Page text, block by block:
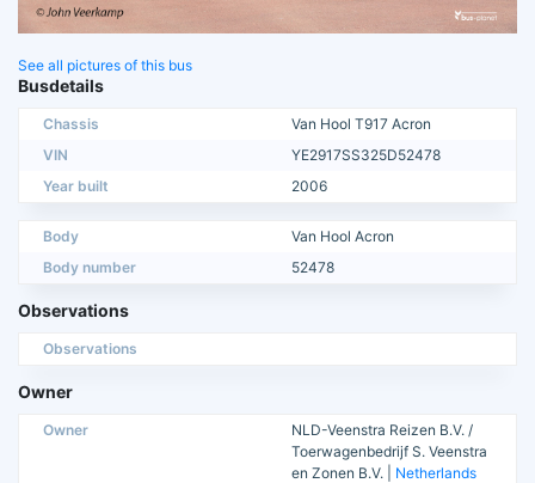
See all pictures of this bus
Busdetails
Chassis
Van Hool T917 Acron
VIN
YE2917SS325D52478
Year built
2006
Body
Van Hool Acron
Body number
52478
Observations
Observations
Owner
Owner
NLD-Veenstra Reizen B.V. /
Toerwagenbedrijf S. Veenstra
en Zonen B.V. | Netherlands